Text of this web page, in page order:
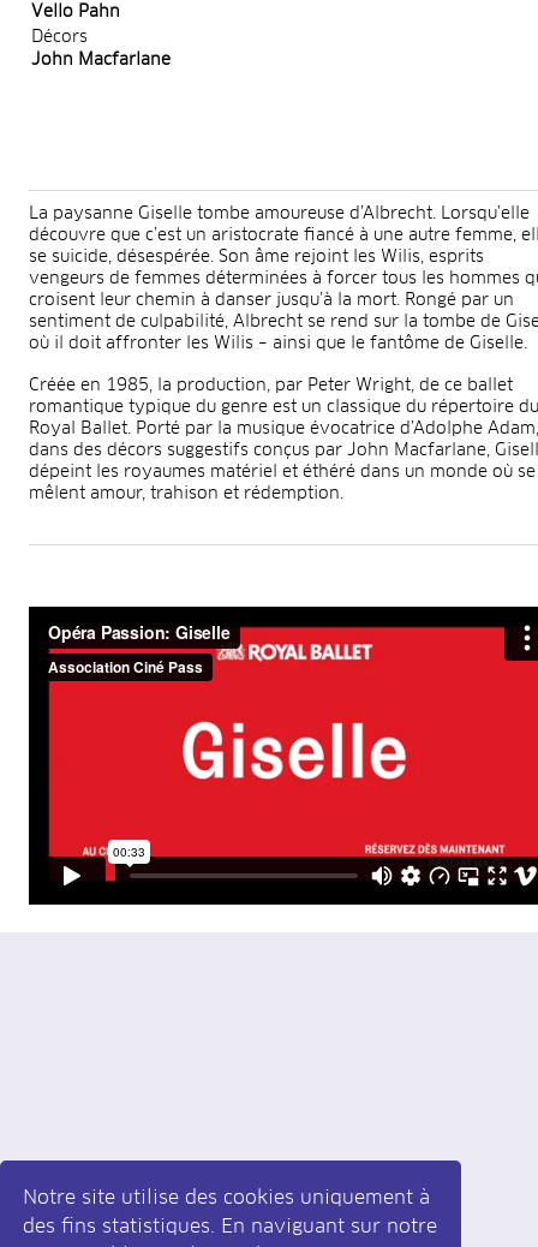
Notre site utilise des cookies uniquement à
des fins statistiques. En naviguant sur notre
Vello Pahn
Décors
John Macfarlane
La paysanne Giselle tombe amoureuse d’Albrecht. Lorsqu’elle
découvre que c’est un aristocrate fiancé à une autre femme,
se suicide, désespérée. Son âme rejoint les Wilis, esprits
vengeurs de femmes déterminées à forcer tous les hommes
croisent leur chemin à danser jusqu’à la mort. Rongé par un
sentiment de culpabilité, Albrecht se rend sur la tombe de
où il doit affronter les Wilis – ainsi que le fantôme de Giselle.
Créée en 1985, la production, par Peter Wright, de ce ballet
romantique typique du genre est un classique du répertoire du
Royal Ballet. Porté par la musique évocatrice d’Adolphe Adam,
dans des décors suggestifs conçus par John Macfarlane,
dépeint les royaumes matériel et éthéré dans un monde où se
mêlent amour, trahison et rédemption.